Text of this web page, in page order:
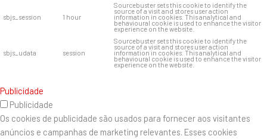
sbjs_session 1 hour
Sourcebuster sets this cookie to identify the
source of a visit and stores user action
information in cookies. This analytical and
behavioural cookie is used to enhance the visitor
experience on the website.
sbjs_udata session
Sourcebuster sets this cookie to identify the
source of a visit and stores user action
information in cookies. This analytical and
behavioural cookie is used to enhance the visitor
experience on the website.
Publicidade
Publicidade
Os cookies de publicidade são usados ​​para fornecer aos visitantes
anúncios e campanhas de marketing relevantes. Esses cookies